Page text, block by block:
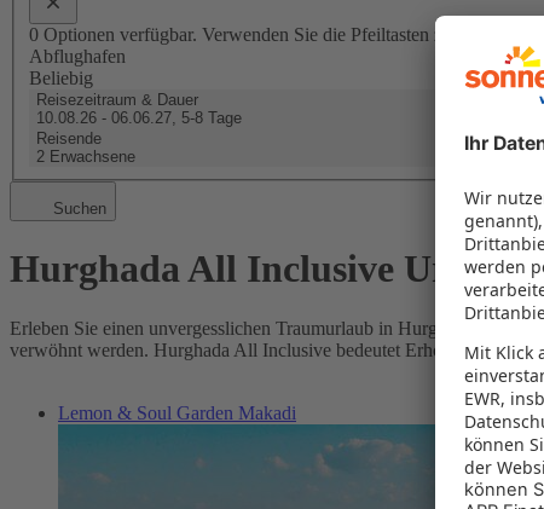
0 Optionen verfügbar. Verwenden Sie die Pfeiltasten zum
Abflughafen
Beliebig
Reisezeitraum & Dauer
10.08.26 - 06.06.27, 5-8 Tage
Reisende
2 Erwachsene
Suchen
Hurghada All Inclusive Urlaub
Erleben Sie einen unvergesslichen Traumurlaub in Hurghada mit All
verwöhnt werden. Hurghada All Inclusive bedeutet Erholung pur
Lemon & Soul Garden Makadi